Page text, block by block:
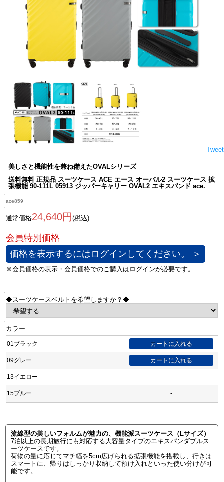
Tweet
美しさと機能性を兼ね備えたOVALシリーズ
送料無料 正規品 スーツケース ACE エース オーバル2 スーツケース 拡
張機能 90-111L 05913 ジッパーキャリー OVAL2 エキスパンド ace.
ace859
通常価格24,640円 (税込)
価格を表示するにはログインしてください。 ＞
◆スーツケースベルトを希望しますか？◆
カラー
01ブラック
09グレー
13イエロー -
15ブルー -
流線型の美しいフォルムが魅力の、機能派スーツケース（Lサイズ）
7泊以上の長期旅行にも対応する大容量タイプのエキスパンダブルス
ーツケースです。
荷物の量に応じてマチ幅を5cm広げられる拡張機能を搭載し、行きは
スマートに、帰りはしっかり収納して預け入れといった使い分けが可
能です。